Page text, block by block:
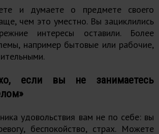
и думаете о предмете своего
чем это уместно. Вы зациклились
интересы оставили. Более
например бытовые или рабочие,
если вы не занимаетесь
удовольствия вам не по себе: вы
беспокойство, страх. Можете